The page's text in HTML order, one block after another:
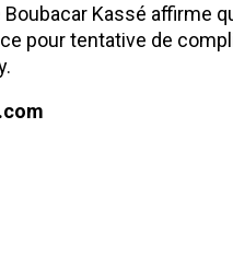
Kassé affirme
pour tentative de